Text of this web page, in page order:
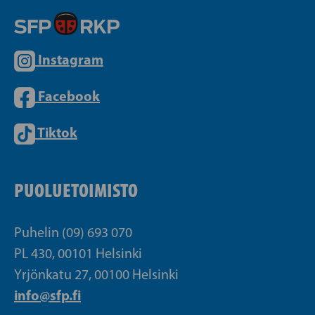
Instagram
Facebook
Tiktok
PUOLUETOIMISTO
Puhelin (09) 693 070
PL 430, 00101 Helsinki
Yrjönkatu 27, 00100 Helsinki
info@sfp.fi